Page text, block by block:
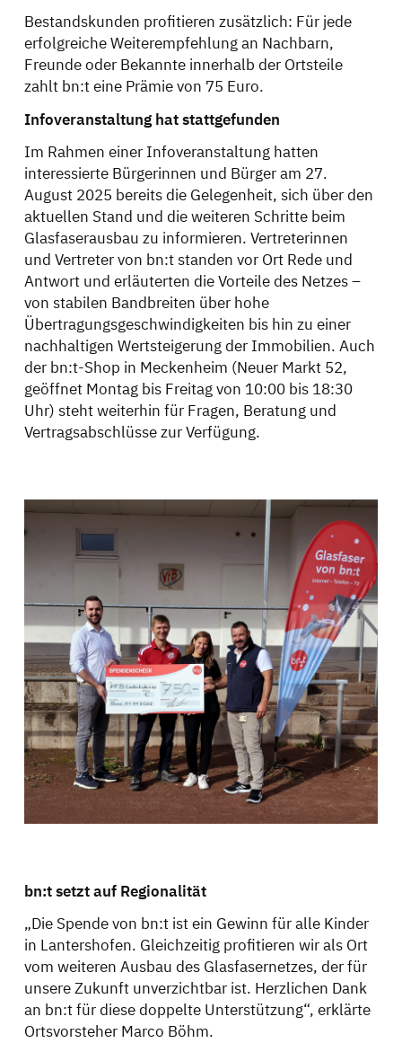
Bestandskunden profitieren zusätzlich: Für jede
erfolgreiche Weiterempfehlung an Nachbarn,
Freunde oder Bekannte innerhalb der Ortsteile
zahlt bn:t eine Prämie von 75 Euro.
Infoveranstaltung hat stattgefunden
Im Rahmen einer Infoveranstaltung hatten
interessierte Bürgerinnen und Bürger am 27.
August 2025 bereits die Gelegenheit, sich über den
aktuellen Stand und die weiteren Schritte beim
Glasfaserausbau zu informieren. Vertreterinnen
und Vertreter von bn:t standen vor Ort Rede und
Antwort und erläuterten die Vorteile des Netzes –
von stabilen Bandbreiten über hohe
Übertragungsgeschwindigkeiten bis hin zu einer
nachhaltigen Wertsteigerung der Immobilien. Auch
der bn:t-Shop in Meckenheim (Neuer Markt 52,
geöffnet Montag bis Freitag von 10:00 bis 18:30
Uhr) steht weiterhin für Fragen, Beratung und
Vertragsabschlüsse zur Verfügung.
bn:t setzt auf Regionalität
„Die Spende von bn:t ist ein Gewinn für alle Kinder
in Lantershofen. Gleichzeitig profitieren wir als Ort
vom weiteren Ausbau des Glasfasernetzes, der für
unsere Zukunft unverzichtbar ist. Herzlichen Dank
an bn:t für diese doppelte Unterstützung“, erklärte
Ortsvorsteher Marco Böhm.